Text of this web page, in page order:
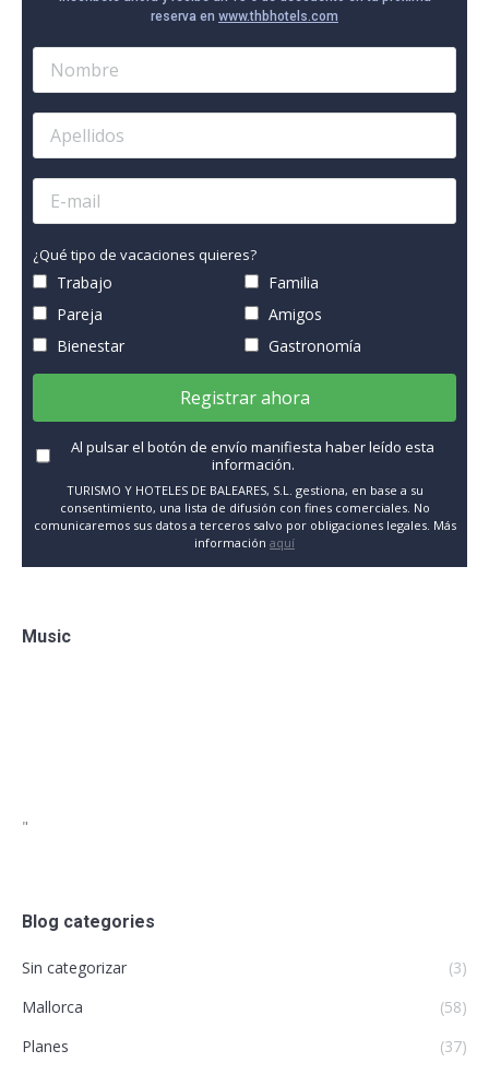
reserva en www.thbhotels.com
¿Qué tipo de vacaciones quieres?
Trabajo
Familia
Pareja
Amigos
Bienestar
Gastronomía
Registrar ahora
Al pulsar el botón de envío manifiesta haber leído esta
información.
TURISMO Y HOTELES DE BALEARES, S.L. gestiona, en base a su
consentimiento, una lista de difusión con fines comerciales. No
comunicaremos sus datos a terceros salvo por obligaciones legales. Más
información aquí
Music
"
Blog categories
Sin categorizar
(3)
Mallorca
(58)
Planes
(37)